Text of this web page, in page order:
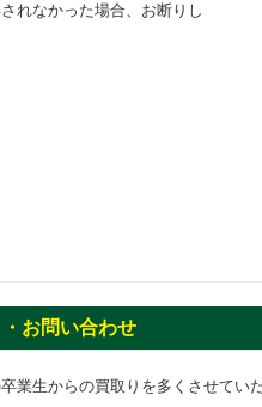
れなかった場合、お断りし
お問い合わせ
業生からの買取りを多くさせてい